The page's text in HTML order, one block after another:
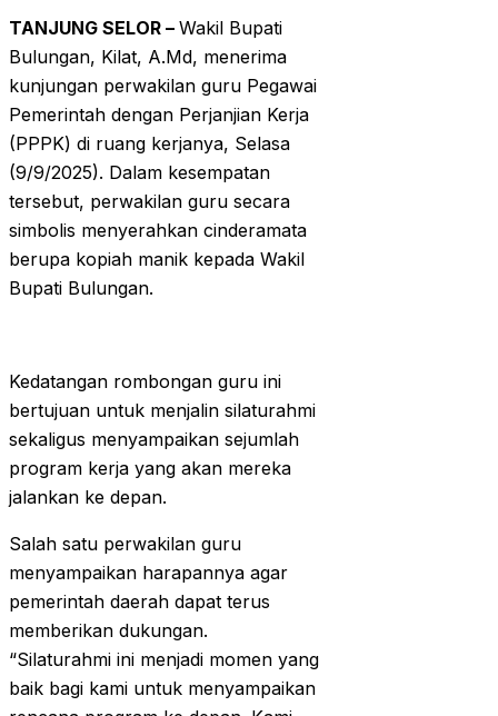
TANJUNG SELOR – Wakil Bupati
Bulungan, Kilat, A.Md, menerima
kunjungan perwakilan guru Pegawai
Pemerintah dengan Perjanjian Kerja
(PPPK) di ruang kerjanya, Selasa
(9/9/2025). Dalam kesempatan
tersebut, perwakilan guru secara
simbolis menyerahkan cinderamata
berupa kopiah manik kepada Wakil
Bupati Bulungan.
Kedatangan rombongan guru ini
bertujuan untuk menjalin silaturahmi
sekaligus menyampaikan sejumlah
program kerja yang akan mereka
jalankan ke depan.
Salah satu perwakilan guru
menyampaikan harapannya agar
pemerintah daerah dapat terus
memberikan dukungan.
“Silaturahmi ini menjadi momen yang
baik bagi kami untuk menyampaikan